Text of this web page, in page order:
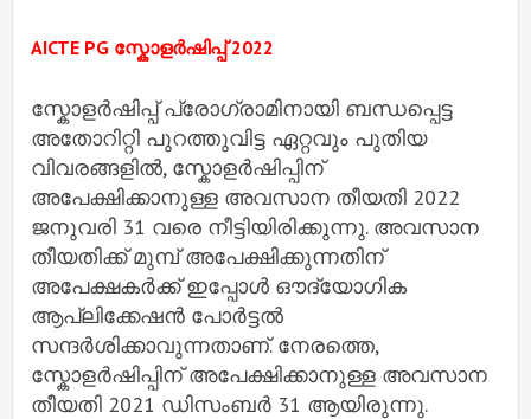
AICTE PG സ്കോളർഷിപ്പ് 2022
സ്കോളർഷിപ്പ് പ്രോഗ്രാമിനായി ബന്ധപ്പെട്ട
അതോറിറ്റി പുറത്തുവിട്ട ഏറ്റവും പുതിയ
വിവരങ്ങളിൽ, സ്കോളർഷിപ്പിന്
അപേക്ഷിക്കാനുള്ള അവസാന തീയതി 2022
ജനുവരി 31 വരെ നീട്ടിയിരിക്കുന്നു. അവസാന
തീയതിക്ക് മുമ്പ് അപേക്ഷിക്കുന്നതിന്
അപേക്ഷകർക്ക് ഇപ്പോൾ ഔദ്യോഗിക
ആപ്ലിക്കേഷൻ പോർട്ടൽ
സന്ദർശിക്കാവുന്നതാണ്. നേരത്തെ,
സ്കോളർഷിപ്പിന് അപേക്ഷിക്കാനുള്ള അവസാന
തീയതി 2021 ഡിസംബർ 31 ആയിരുന്നു.